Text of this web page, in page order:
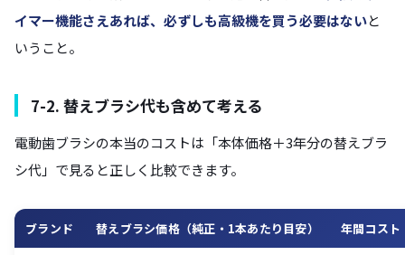
イマー機能さえあれば、必ずしも高級機を買う必要はないと
いうこと。
7-2. 替えブラシ代も含めて考える
電動歯ブラシの本当のコストは「本体価格＋3年分の替えブラ
シ代」で見ると正しく比較できます。
ブランド 替えブラシ価格（純正・1本あたり目安） 年間コス